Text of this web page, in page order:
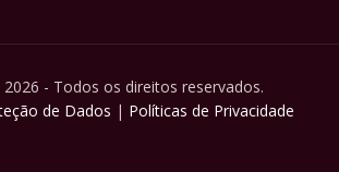
- Todos os direitos reservados.
de Dados | Políticas de Privacidade